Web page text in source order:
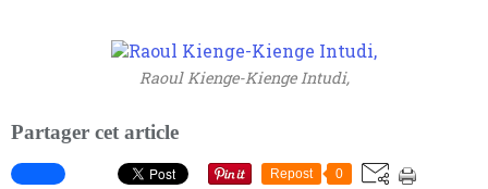
Raoul Kienge-Kienge Intudi,
Partager cet article
Repost 0